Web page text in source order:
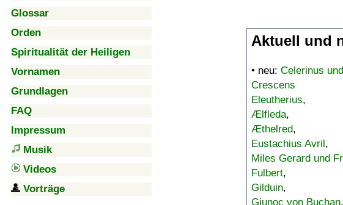
Glossar
Orden
Spiritualität der Heiligen
Vornamen
Grundlagen
FAQ
Impressum
Musik
Videos
Vorträge
Aktuell und
• neu: Celerinus
Crescens
Eleutherius,
Ælfleda,
Æthelred,
Eustachius Avril,
Miles Gerard und
Fulbert,
Gilduin,
Giunoc von Buchan,